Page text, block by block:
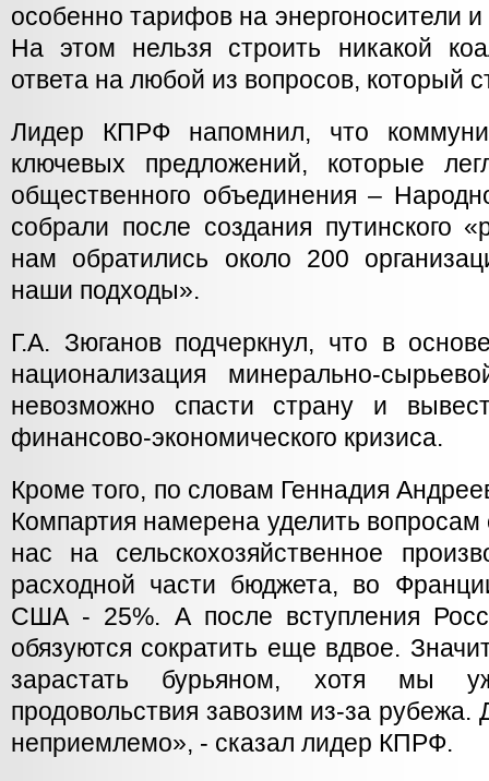
особенно тарифов на энергоносители
На этом нельзя строить никакой
ответа на любой из вопросов, который
Лидер КПРФ напомнил, что
ключевых предложений, которые
общественного объединения –
собрали после создания путинского
нам обратились около 200
наши подходы».
Г.А. Зюганов подчеркнул, что в
национализация минерально-
невозможно спасти страну и
финансово-экономического кризиса.
Кроме того, по словам Геннадия
Компартия намерена уделить вопросам
нас на сельскохозяйственное
расходной части бюджета, во
США - 25%. А после вступления
обязуются сократить еще вдвое.
зарастать бурьяном, хотя мы
продовольствия завозим из-за
неприемлемо», - сказал лидер КПРФ.